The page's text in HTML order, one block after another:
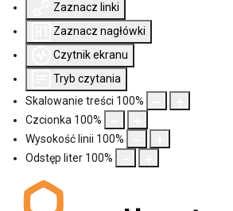
Zaznacz linki
Zaznacz nagłówki
Czytnik ekranu
Tryb czytania
Skalowanie treści 100%
Czcionka 100%
Wysokość linii 100%
Odstęp liter 100%